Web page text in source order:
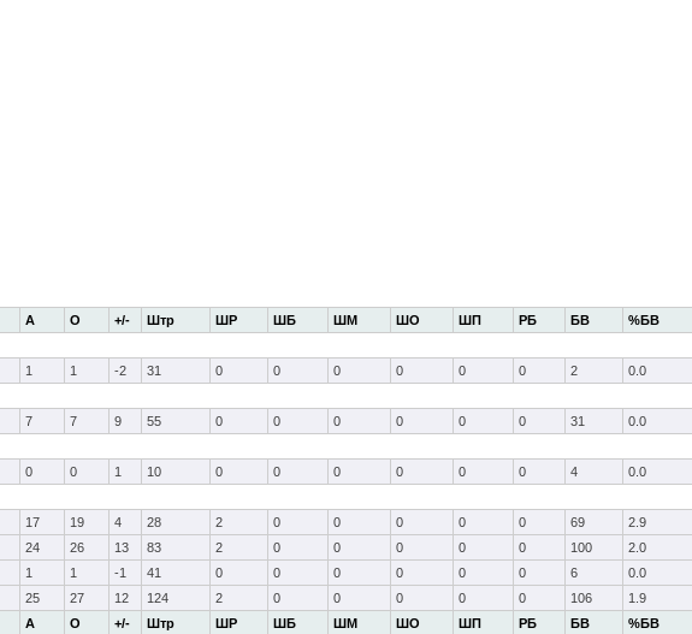
А О +/- Штр ШР ШБ ШМ ШО ШП РБ БВ %БВ
А О +/- Штр ШР ШБ ШМ ШО ШП РБ БВ %БВ
1 1 -2 31 0 0 0 0 0 0 2 0.0
7 7 9 55 0 0 0 0 0 0 31 0.0
0 0 1 10 0 0 0 0 0 0 4 0.0
17 19 4 28 2 0 0 0 0 0 69 2.9
24 26 13 83 2 0 0 0 0 0 100 2.0
1 1 -1 41 0 0 0 0 0 0 6 0.0
25 27 12 124 2 0 0 0 0 0 106 1.9